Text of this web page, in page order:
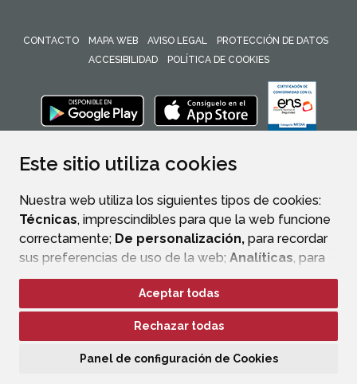
Este sitio utiliza cookies
Nuestra web utiliza los siguientes tipos de cookies:
Técnicas, imprescindibles para que la web funcione
correctamente; De personalización, para recordar
sus preferencias de uso de la web; Analíticas, para
mejorar el funcionamiento de la web y sus servicios.
Si acepta pulsando el botón“Aceptar todas”
consideramos que acepta su uso. Si pulsa el botón
ninguna acción, se guardarán las cookies técnicas
Aceptar todas
Rechazar todas
Panel de configuración de Cookies
CONTACTO MAPA WEB AVISO LEGAL
PROTECCIÓN DE DATOS
ACCESIBILIDAD
POLÍTICA DE COOKIES